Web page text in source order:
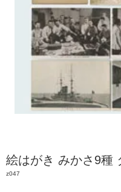
絵はがき みかさ9種
z047